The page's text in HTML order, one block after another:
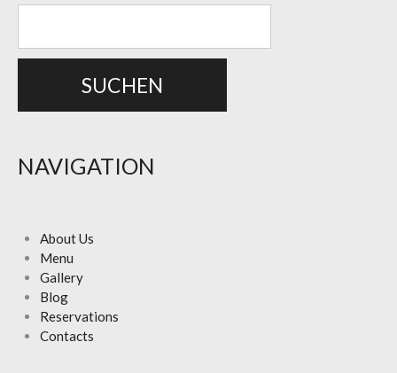
NAVIGATION
About Us
Menu
Gallery
Blog
Reservations
Contacts